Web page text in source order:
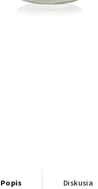
Popis Diskusia